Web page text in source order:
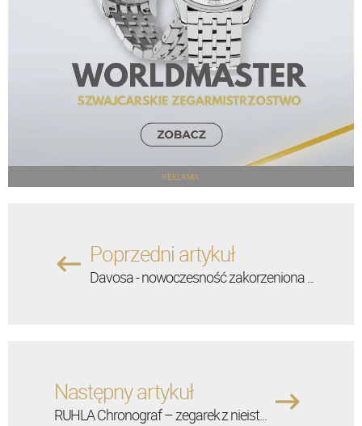
REKLAMA
Poprzedni artykuł
Davosa - nowoczesność zakorzeniona ...
Następny artykuł
RUHLA Chronograf – zegarek z nieist...